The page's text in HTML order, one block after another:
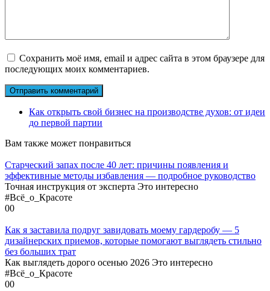
Сохранить моё имя, email и адрес сайта в этом браузере для
последующих моих комментариев.
Как открыть свой бизнес на производстве духов: от идеи
до первой партии
Вам также может понравиться
Старческий запах после 40 лет: причины появления и
эффективные методы избавления — подробное руководство
Точная инструкция от эксперта Это интересно
#Всё_о_Красоте
00
Как я заставила подруг завидовать моему гардеробу — 5
дизайнерских приемов, которые помогают выглядеть стильно
без больших трат
Как выглядеть дорого осенью 2026 Это интересно
#Всё_о_Красоте
00